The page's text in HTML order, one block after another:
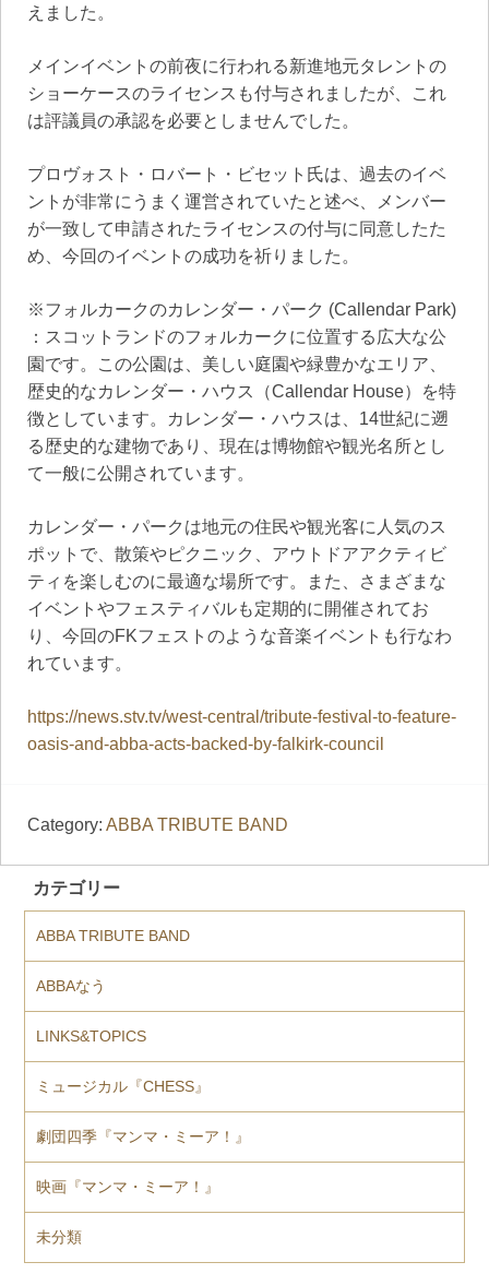
えました。
メインイベントの前夜に行われる新進地元タレントの
ショーケースのライセンスも付与されましたが、これ
は評議員の承認を必要としませんでした。
プロヴォスト・ロバート・ビセット氏は、過去のイベ
ントが非常にうまく運営されていたと述べ、メンバー
が一致して申請されたライセンスの付与に同意したた
め、今回のイベントの成功を祈りました。
※フォルカークのカレンダー・パーク (Callendar Park)
：スコットランドのフォルカークに位置する広大な公
園です。この公園は、美しい庭園や緑豊かなエリア、
歴史的なカレンダー・ハウス（Callendar House）を特
徴としています。カレンダー・ハウスは、14世紀に遡
る歴史的な建物であり、現在は博物館や観光名所とし
て一般に公開されています。
カレンダー・パークは地元の住民や観光客に人気のス
ポットで、散策やピクニック、アウトドアアクティビ
ティを楽しむのに最適な場所です。また、さまざまな
イベントやフェスティバルも定期的に開催されてお
り、今回のFKフェストのような音楽イベントも行なわ
れています。
https://news.stv.tv/west-central/tribute-festival-to-feature-
oasis-and-abba-acts-backed-by-falkirk-council
Category: ABBA TRIBUTE BAND
カテゴリー
ABBA TRIBUTE BAND
ABBAなう
LINKS&TOPICS
ミュージカル『CHESS』
劇団四季『マンマ・ミーア！』
映画『マンマ・ミーア！』
未分類